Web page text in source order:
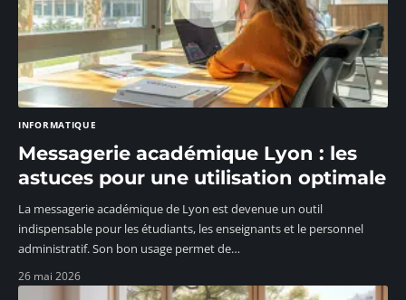
INFORMATIQUE
Messagerie académique Lyon : les
astuces pour une utilisation optimale
La messagerie académique de Lyon est devenue un outil
indispensable pour les étudiants, les enseignants et le personnel
administratif. Son bon usage permet de…
26 mai 2026